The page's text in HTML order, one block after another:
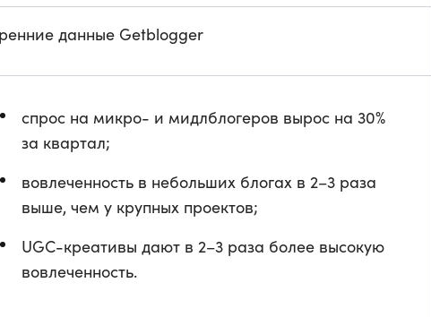
данные Getblogger
спрос на микро- и мидлблогеров вырос на 30%
за квартал;
вовлеченность в небольших блогах в 2–3 раза
выше, чем у крупных проектов;
UGC-креативы дают в 2–3 раза более высокую
вовлеченность.